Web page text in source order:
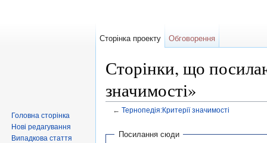
Сторінки, що
значимості»
← Тернопедія:Критерії значимості
Посилання сюди
Сторінка проекту Обговорення
Головна сторінка
Нові редагування
Випадкова стаття